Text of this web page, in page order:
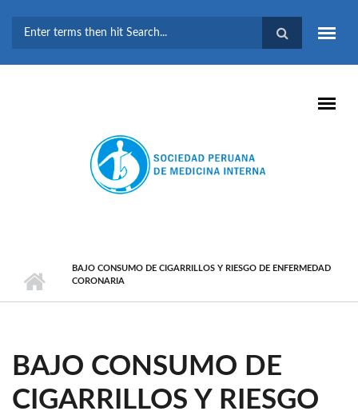
BÚSQUEDA
BAJO CONSUMO DE CIGARRILLOS Y RIESGO DE ENFERMEDAD
CORONARIA
BAJO CONSUMO DE
CIGARRILLOS Y RIESGO